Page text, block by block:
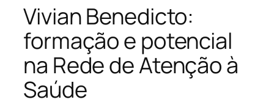
Vivian Benedicto:
formação e potencial
na Rede de Atenção à
Saúde